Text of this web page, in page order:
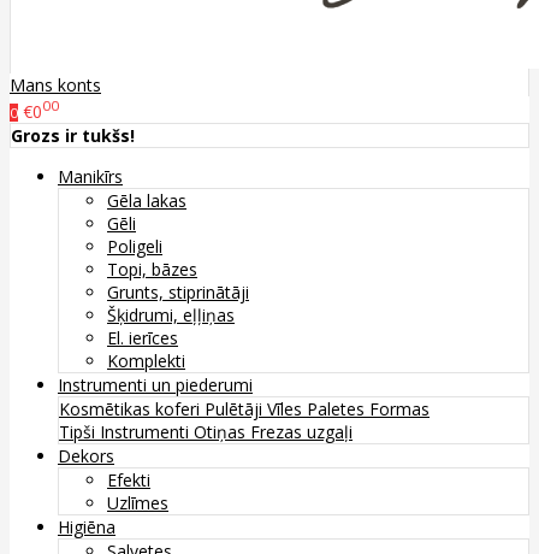
Mans konts
0 €000
Grozs ir tukšs!
Manikīrs
Gēla lakas
Gēli
Poligeli
Topi, bāzes
Grunts, stiprinātāji
Šķidrumi, eļļiņas
El. ierīces
Komplekti
Instrumenti un piederumi
Kosmētikas koferi Pulētāji Vīles Paletes Formas
Tipši Instrumenti Otiņas Frezas uzgaļi
Dekors
Efekti
Uzlīmes
Higiēna